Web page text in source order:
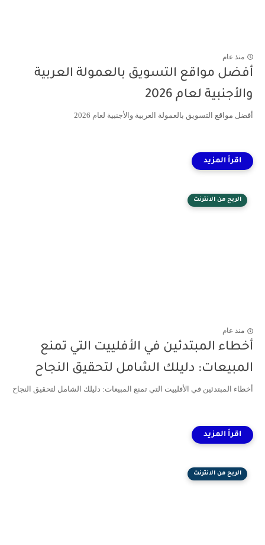
منذ عام
أفضل مواقع التسويق بالعمولة العربية
والأجنبية لعام 2026
أفضل مواقع التسويق بالعمولة العربية والأجنبية لعام 2026
الربح من الانترنت
منذ عام
أخطاء المبتدئين في الأفلييت التي تمنع
المبيعات: دليلك الشامل لتحقيق النجاح
أخطاء المبتدئين في الأفلييت التي تمنع المبيعات: دليلك الشامل لتحقيق النجاح
الربح من الانترنت